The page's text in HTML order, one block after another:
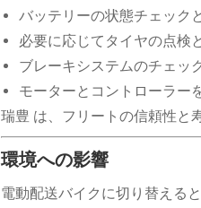
バッテリーの状態チェック
必要に応じてタイヤの点検
ブレーキシステムのチェッ
モーターとコントローラー
瑞豊 は、フリートの信頼性と
環境への影響
電動配送バイクに切り替える